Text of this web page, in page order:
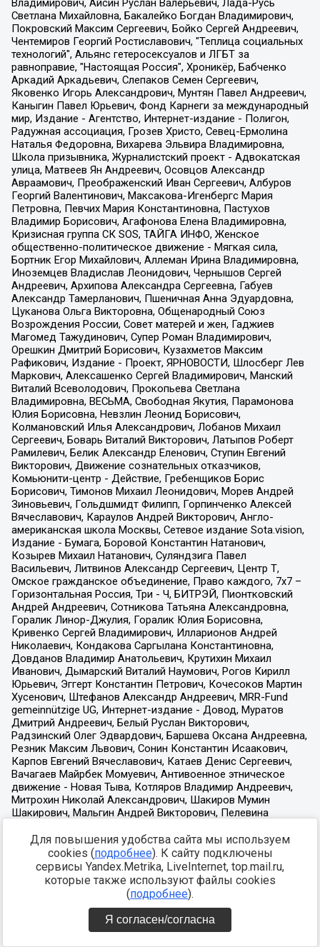
Для повышения удобства сайта мы используем
cookies (подробнее). К сайту подключены
сервисы Yandex.Metrika, LiveInternet, top.mail.ru,
которые также используют файлы cookies
(подробнее).
Я согласен/согласна